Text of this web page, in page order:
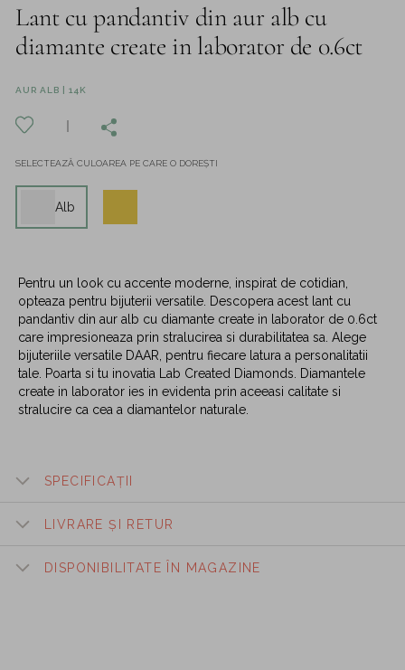
Lant cu pandantiv din aur alb cu
diamante create in laborator de 0.6ct
AUR ALB | 14K
SELECTEAZĂ CULOAREA PE CARE O DOREȘTI
Alb
Pentru un look cu accente moderne, inspirat de cotidian,
opteaza pentru bijuterii versatile. Descopera acest lant cu
pandantiv din aur alb cu diamante create in laborator de 0.6ct
care impresioneaza prin stralucirea si durabilitatea sa. Alege
bijuteriile versatile DAAR, pentru fiecare latura a personalitatii
tale. Poarta si tu inovatia Lab Created Diamonds. Diamantele
create in laborator ies in evidenta prin aceeasi calitate si
stralucire ca cea a diamantelor naturale.
SPECIFICAȚII
LIVRARE ȘI RETUR
DISPONIBILITATE ÎN MAGAZINE